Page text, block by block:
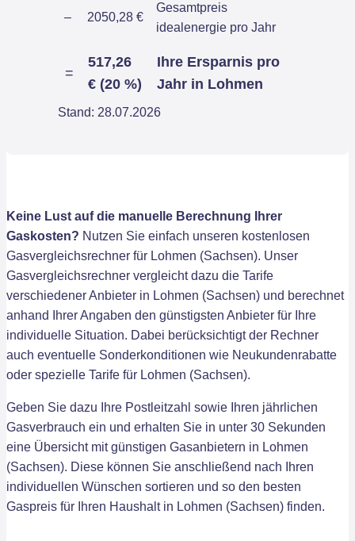
– 2050,28 €
Gesamtpreis
idealenergie pro Jahr
=
517,26
€ (20 %)
Ihre Ersparnis pro
Jahr in Lohmen
Stand: 28.07.2026
Keine Lust auf die manuelle Berechnung Ihrer
Gaskosten? Nutzen Sie einfach unseren kostenlosen
Gasvergleichsrechner für Lohmen (Sachsen). Unser
Gasvergleichsrechner vergleicht dazu die Tarife
verschiedener Anbieter in Lohmen (Sachsen) und berechnet
anhand Ihrer Angaben den günstigsten Anbieter für Ihre
individuelle Situation. Dabei berücksichtigt der Rechner
auch eventuelle Sonderkonditionen wie Neukundenrabatte
oder spezielle Tarife für Lohmen (Sachsen).
Geben Sie dazu Ihre Postleitzahl sowie Ihren jährlichen
Gasverbrauch ein und erhalten Sie in unter 30 Sekunden
eine Übersicht mit günstigen Gasanbietern in Lohmen
(Sachsen). Diese können Sie anschließend nach Ihren
individuellen Wünschen sortieren und so den besten
Gaspreis für Ihren Haushalt in Lohmen (Sachsen) finden.